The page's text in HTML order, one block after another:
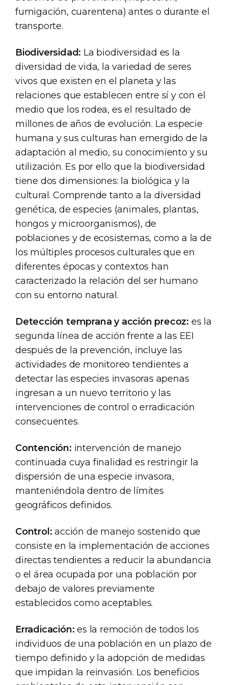
fumigación, cuarentena) antes o durante el
transporte.
Biodiversidad: La biodiversidad es la
diversidad de vida, la variedad de seres
vivos que existen en el planeta y las
relaciones que establecen entre sí y con el
medio que los rodea, es el resultado de
millones de años de evolución. La especie
humana y sus culturas han emergido de la
adaptación al medio, su conocimiento y su
utilización. Es por ello que la biodiversidad
tiene dos dimensiones: la biológica y la
cultural. Comprende tanto a la diversidad
genética, de especies (animales, plantas,
hongos y microorganismos), de
poblaciones y de ecosistemas, como a la de
los múltiples procesos culturales que en
diferentes épocas y contextos han
caracterizado la relación del ser humano
con su entorno natural.
Detección temprana y acción precoz: es la
segunda línea de acción frente a las EEI
después de la prevención, incluye las
actividades de monitoreo tendientes a
detectar las especies invasoras apenas
ingresan a un nuevo territorio y las
intervenciones de control o erradicación
consecuentes.
Contención: intervención de manejo
continuada cuya finalidad es restringir la
dispersión de una especie invasora,
manteniéndola dentro de límites
geográficos definidos.
Control: acción de manejo sostenido que
consiste en la implementación de acciones
directas tendientes a reducir la abundancia
o el área ocupada por una población por
debajo de valores previamente
establecidos como aceptables.
Erradicación: es la remoción de todos los
individuos de una población en un plazo de
tiempo definido y la adopción de medidas
que impidan la reinvasión. Los beneficios